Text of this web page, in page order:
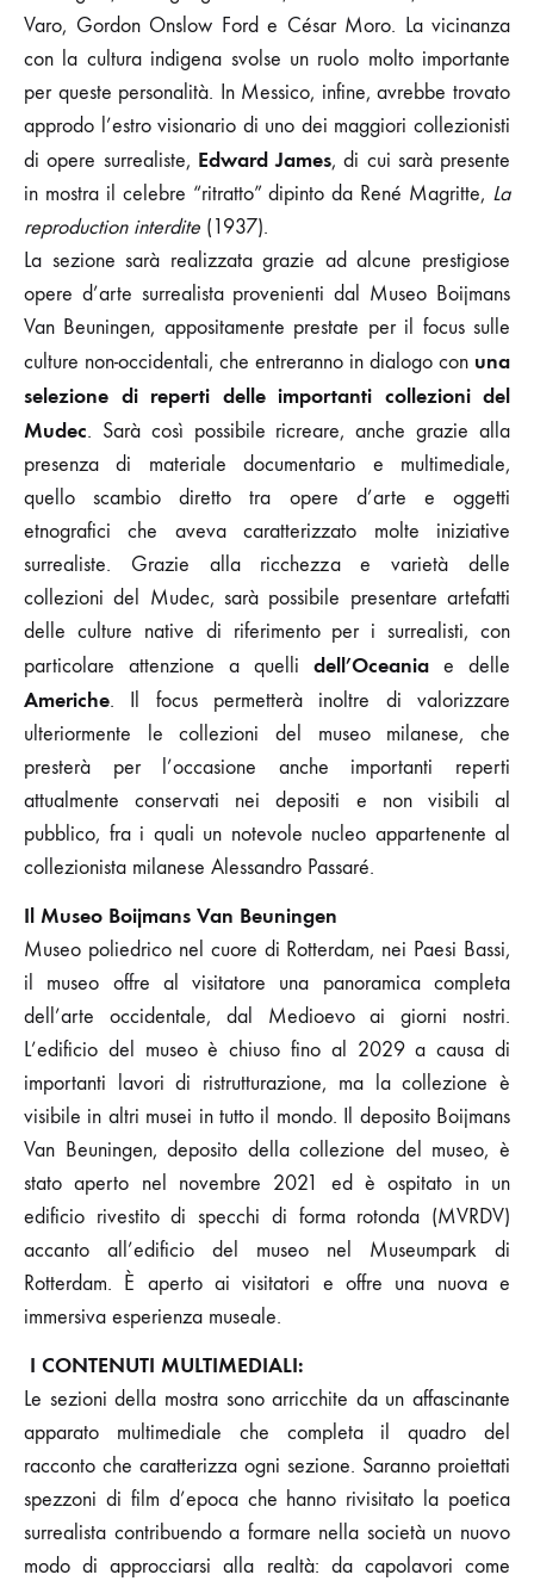
Varo, Gordon Onslow Ford e César Moro. La vicinanza
con la cultura indigena svolse un ruolo molto importante
per queste personalità. In Messico, infine, avrebbe trovato
approdo l’estro visionario di uno dei maggiori collezionisti
di opere surrealiste, Edward James, di cui sarà presente
in mostra il celebre “ritratto” dipinto da René Magritte, La
reproduction interdite (1937).
La sezione sarà realizzata grazie ad alcune prestigiose
opere d’arte surrealista provenienti dal Museo Boijmans
Van Beuningen, appositamente prestate per il focus sulle
culture non-occidentali, che entreranno in dialogo con una
selezione di reperti delle importanti collezioni del
Mudec. Sarà così possibile ricreare, anche grazie alla
presenza di materiale documentario e multimediale,
quello scambio diretto tra opere d’arte e oggetti
etnografici che aveva caratterizzato molte iniziative
surrealiste. Grazie alla ricchezza e varietà delle
collezioni del Mudec, sarà possibile presentare artefatti
delle culture native di riferimento per i surrealisti, con
particolare attenzione a quelli dell’Oceania e delle
Americhe. Il focus permetterà inoltre di valorizzare
ulteriormente le collezioni del museo milanese, che
presterà per l’occasione anche importanti reperti
attualmente conservati nei depositi e non visibili al
pubblico, fra i quali un notevole nucleo appartenente al
collezionista milanese Alessandro Passaré.
Il Museo Boijmans Van Beuningen
Museo poliedrico nel cuore di Rotterdam, nei Paesi Bassi,
il museo offre al visitatore una panoramica completa
dell’arte occidentale, dal Medioevo ai giorni nostri.
L’edificio del museo è chiuso fino al 2029 a causa di
importanti lavori di ristrutturazione, ma la collezione è
visibile in altri musei in tutto il mondo. Il deposito Boijmans
Van Beuningen, deposito della collezione del museo, è
stato aperto nel novembre 2021 ed è ospitato in un
edificio rivestito di specchi di forma rotonda (MVRDV)
accanto all’edificio del museo nel Museumpark di
Rotterdam. È aperto ai visitatori e offre una nuova e
immersiva esperienza museale.
I CONTENUTI MULTIMEDIALI:
Le sezioni della mostra sono arricchite da un affascinante
apparato multimediale che completa il quadro del
racconto che caratterizza ogni sezione. Saranno proiettati
spezzoni di film d’epoca che hanno rivisitato la poetica
surrealista contribuendo a formare nella società un nuovo
modo di approcciarsi alla realtà: da capolavori come